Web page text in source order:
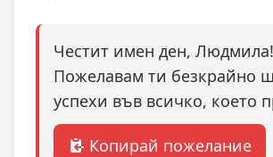
Честит имен ден, Людмила!
Пожелавам ти безкрайно
успехи във всичко, което
Копирай пожелание